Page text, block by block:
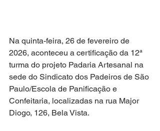
Na quinta-feira, 26 de fevereiro de
2026, aconteceu a certificação da 12ª
turma do projeto Padaria Artesanal na
sede do Sindicato dos Padeiros de São
Paulo/Escola de Panificação e
Confeitaria, localizadas na rua Major
Diogo, 126, Bela Vista.